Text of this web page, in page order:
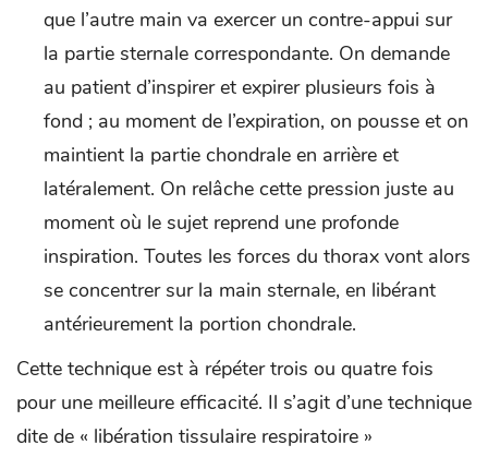
que l’autre main va exercer un contre-appui sur
la partie sternale correspondante. On demande
au patient d’inspirer et expirer plusieurs fois à
fond ; au moment de l’expiration, on pousse et on
maintient la partie chondrale en arrière et
latéralement. On relâche cette pression juste au
moment où le sujet reprend une profonde
inspiration. Toutes les forces du thorax vont alors
se concentrer sur la main sternale, en libérant
antérieurement la portion chondrale.
Cette technique est à répéter trois ou quatre fois
pour une meilleure efficacité. Il s’agit d’une technique
dite de « libération tissulaire respiratoire »